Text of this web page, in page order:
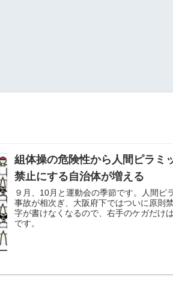
組体操の危険性から人間ピラミ
禁止にする自治体が増える
９月、10月と運動会の季節です。人間ピ
事故が相次ぎ、大阪府下ではついに原則
字が書けなくなるので、右手のケガだけ
です。